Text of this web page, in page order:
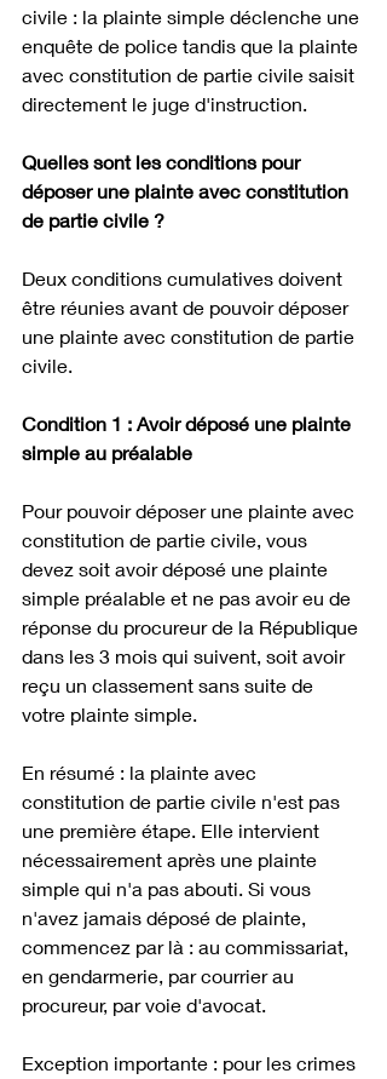
civile : la plainte simple déclenche une
enquête de police tandis que la plainte
avec constitution de partie civile saisit
directement le juge d'instruction.
Quelles sont les conditions pour
déposer une plainte avec constitution
de partie civile ?
Deux conditions cumulatives doivent
être réunies avant de pouvoir déposer
une plainte avec constitution de partie
civile.
Condition 1 : Avoir déposé une plainte
simple au préalable
Pour pouvoir déposer une plainte avec
constitution de partie civile, vous
devez soit avoir déposé une plainte
simple préalable et ne pas avoir eu de
réponse du procureur de la République
dans les 3 mois qui suivent, soit avoir
reçu un classement sans suite de
votre plainte simple.
En résumé : la plainte avec
constitution de partie civile n'est pas
une première étape. Elle intervient
nécessairement après une plainte
simple qui n'a pas abouti. Si vous
n'avez jamais déposé de plainte,
commencez par là : au commissariat,
en gendarmerie, par courrier au
procureur, par voie d'avocat.
Exception importante : pour les crimes